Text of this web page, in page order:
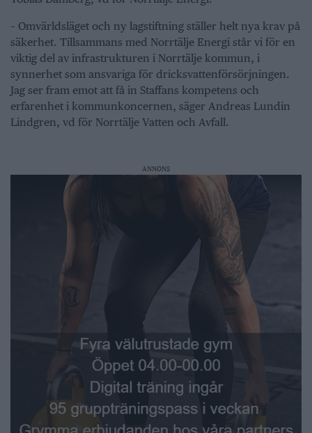
– Omvärldsläget och ny lagstiftning ställer helt nya krav på
säkerhet. Tillsammans med Norrtälje Energi står vi för en
viktig del av infrastrukturen i Norrtälje kommun, i
synnerhet som ansvariga för dricksvattenförsörjningen.
Jag ser fram emot att få in Staffans kompetens och
erfarenhet i kommunkoncernen, säger Andreas Lundin
Lindgren, vd för Norrtälje Vatten och Avfall.
ANNONS